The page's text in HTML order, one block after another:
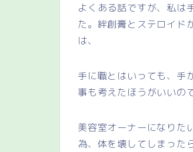
よくある話ですが、私は
た。絆創膏とステロイド
は、
手に職とはいっても、手
事も考えたほうがいいの
美容室オーナーになりた
為、体を壊してしまった